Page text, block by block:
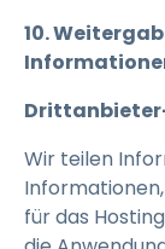
10.
Wir teilen
für das